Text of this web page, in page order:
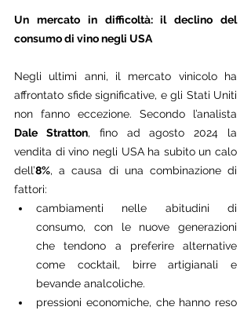
Un mercato in difficoltà: il declino del
consumo di vino negli USA
Negli ultimi anni, il mercato vinicolo ha
affrontato sfide significative, e gli Stati Uniti
Dale Stratton, fino ad agosto 2024 la
vendita di vino negli USA ha subito un calo
dell’8%, a causa di una combinazione di
fattori:
cambiamenti nelle abitudini di
consumo, con le nuove generazioni
che tendono a preferire alternative
come cocktail, birre artigianali e
bevande analcoliche.
pressioni economiche, che hanno reso